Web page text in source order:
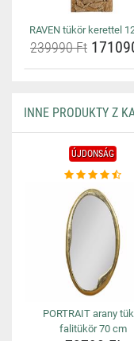
RAVEN tükör kerettel
239990 Ft
INNE PRODUKTY Z
ÚJDONSÁG
PORTRAIT arany
falitükör 70 cm